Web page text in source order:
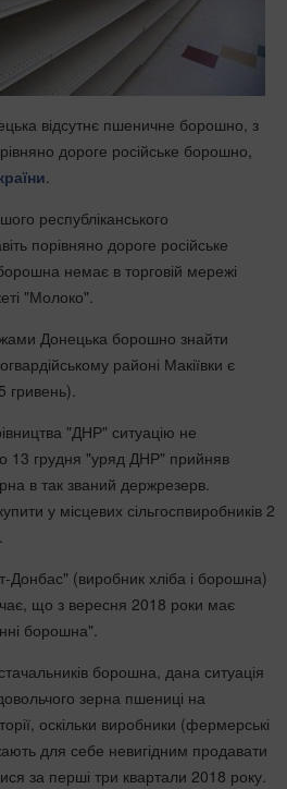
відсутнє пшеничне борошно, з
дороге російське борошно,
республіканського
порівняно дороге російське
немає в торговій мережі
"Молоко".
Донецька борошно знайти
районі Макіївки є
"ДНР" ситуацію не
13 грудня "уряд ДНР" прийняв
в так званий держрезерв.
у місцевих сільгоспвиробників 2
Донбас" (виробник хліба і борошна)
що з вересня 2018 роки має
борошна".
борошна, дана ситуація
зерна пшениці на
оскільки виробники (фермерські
для себе невигідним продавати
за перші три квартали 2018 року.